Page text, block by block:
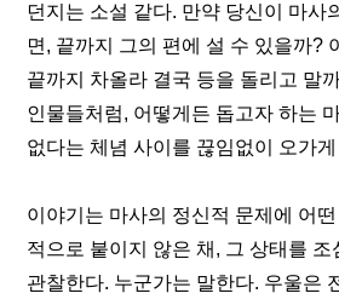
던지는 소설 같다. 만약 당신이 마사
면, 끝까지 그의 편에 설 수 있을까?
끝까지 차올라 결국 등을 돌리고 말
인물들처럼, 어떻게든 돕고자 하는
없다는 체념 사이를 끊임없이 오가
이야기는 마사의 정신적 문제에 어
적으로 붙이지 않은 채, 그 상태를 조
관찰한다. 누군가는 말한다. 우울은